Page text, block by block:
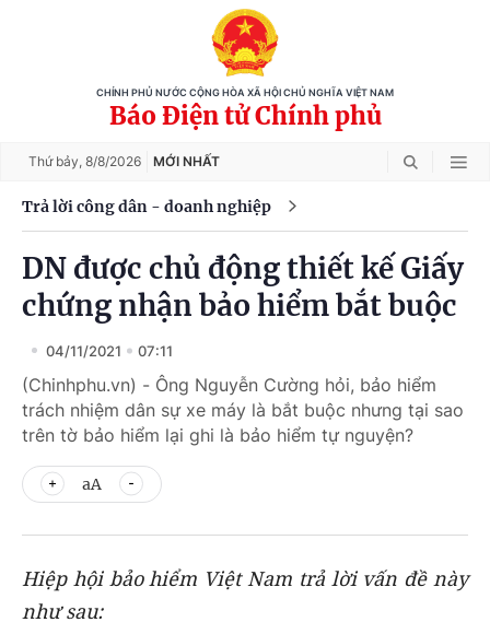
CHÍNH PHỦ NƯỚC CỘNG HÒA XÃ HỘI CHỦ NGHĨA VIỆT NAM
Báo Điện tử Chính phủ
Thứ bảy, 8/8/2026 MỚI NHẤT
Trả lời công dân - doanh nghiệp
DN được chủ động thiết kế Giấy
chứng nhận bảo hiểm bắt buộc
04/11/2021 07:11
(Chinhphu.vn) - Ông Nguyễn Cường hỏi, bảo hiểm
trách nhiệm dân sự xe máy là bắt buộc nhưng tại sao
trên tờ bảo hiểm lại ghi là bảo hiểm tự nguyện?
aA
Hiệp hội bảo hiểm Việt Nam trả lời vấn đề này
như sau: